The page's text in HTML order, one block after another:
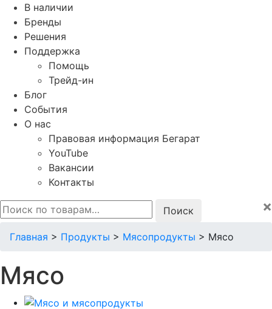
В наличии
Бренды
Решения
Поддержка
Помощь
Трейд-ин
Блог
События
О нас
Правовая информация Бегарат
YouTube
Вакансии
Контакты
Искать:
×
Главная > Продукты > Мясопродукты > Мясо
Мясо